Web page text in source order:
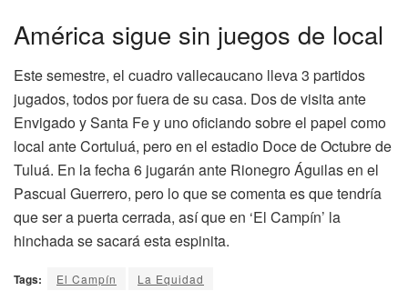
América sigue sin juegos de local
Este semestre, el cuadro vallecaucano lleva 3 partidos
jugados, todos por fuera de su casa. Dos de visita ante
Envigado y Santa Fe y uno oficiando sobre el papel como
local ante Cortuluá, pero en el estadio Doce de Octubre de
Tuluá. En la fecha 6 jugarán ante Rionegro Águilas en el
Pascual Guerrero, pero lo que se comenta es que tendría
que ser a puerta cerrada, así que en ‘El Campín’ la
hinchada se sacará esta espinita.
Tags: El Campín La Equidad